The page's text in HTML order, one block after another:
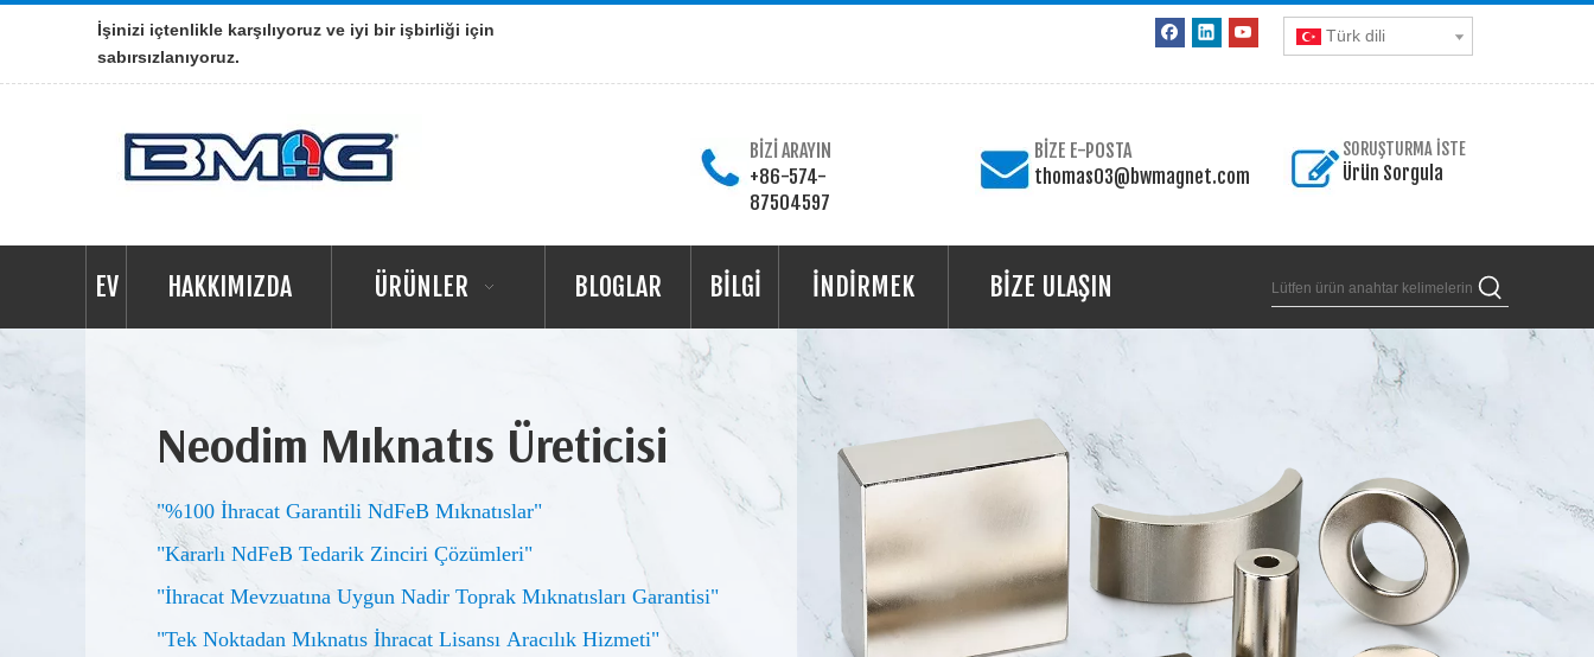
İşinizi içtenlikle karşılıyoruz ve iyi bir işbirliği için
sabırsızlanıyoruz.
Türk dili
BİZİ ARAYIN
+86-574-
87504597
BİZE E-POSTA
thomas03@bwmagnet.com
SORUŞTURMA İSTE
Ürün Sorgula
EV HAKKIMIZDA ÜRÜNLER BLOGLAR BİLGİ İNDİRMEK BİZE ULAŞIN
Neodim Mıknatıs Üreticisi
"%100 İhracat Garantili NdFeB Mıknatıslar"
"Kararlı NdFeB Tedarik Zinciri Çözümleri"
"İhracat Mevzuatına Uygun Nadir Toprak Mıknatısları Garantisi"
"Tek Noktadan Mıknatıs İhracat Lisansı Aracılık Hizmeti"